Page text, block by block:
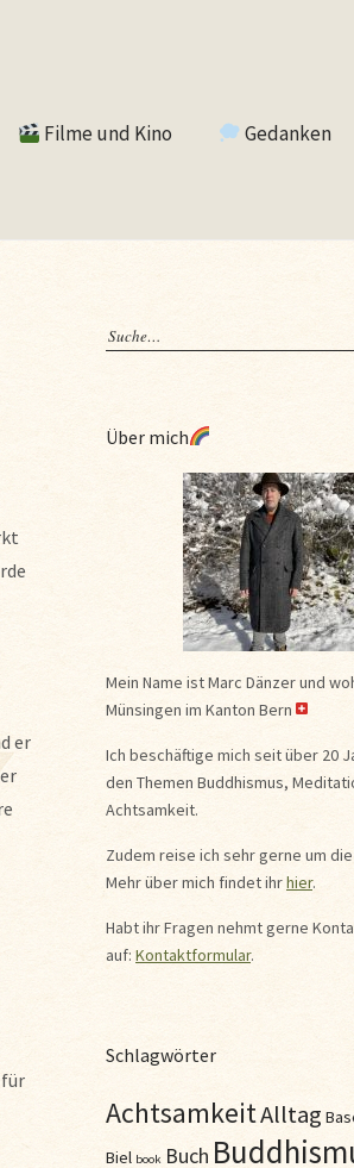
Filme und Kino Gedanken
er
Über mich
Mein Name ist Marc Dänzer und
Münsingen im Kanton Bern
Ich beschäftige mich seit über 20
den Themen Buddhismus,
Achtsamkeit.
Zudem reise ich sehr gerne um
Mehr über mich findet ihrhier.
Habt ihr Fragen nehmt gerne
auf: Kontaktformular.
Schlagwörter
AchtsamkeitAlltag
Biel book Buch